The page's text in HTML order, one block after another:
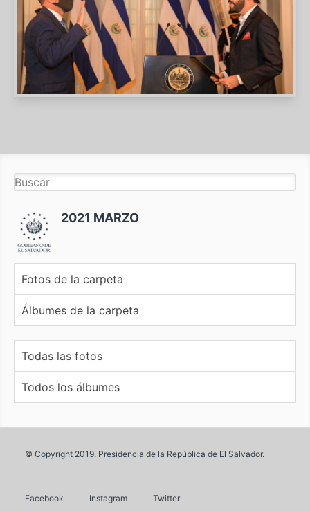
2021 MARZO
Fotos de la carpeta
Álbumes de la carpeta
Todas las fotos
Todos los álbumes
© Copyright 2019. Presidencia de la República de El Salvador.
Facebook Instagram Twitter